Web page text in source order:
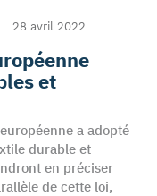
28 avril 2022
et
a adopté
durable et
en préciser
de cette loi,